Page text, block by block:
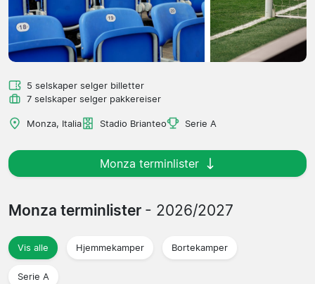
5 selskaper selger billetter
7 selskaper selger pakkereiser
Monza, Italia Stadio Brianteo Serie A
Monza terminlister
Monza terminlister - 2026/2027
Vis alle Hjemmekamper Bortekamper
Serie A